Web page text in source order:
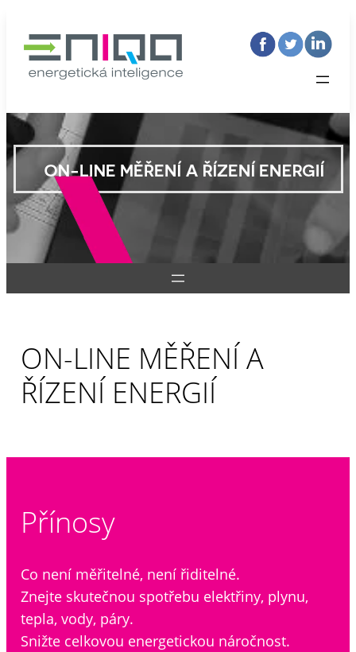
ON-LINE MĚŘENÍ A
ŘÍZENÍ ENERGIÍ
Přínosy
Co není měřitelné, není řiditelné.
Znejte skutečnou spotřebu elektřiny, plynu,
tepla, vody, páry.
Snižte celkovou energetickou náročnost.